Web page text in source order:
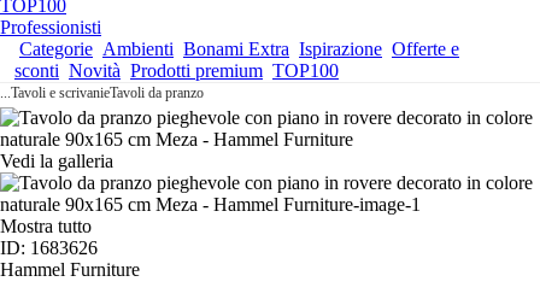
TOP100
Professionisti
Categorie Ambienti Bonami Extra Ispirazione Offerte e
sconti Novità Prodotti premium TOP100
...Tavoli e scrivanieTavoli da pranzo
Vedi la galleria
Mostra tutto
ID: 1683626
Hammel Furniture